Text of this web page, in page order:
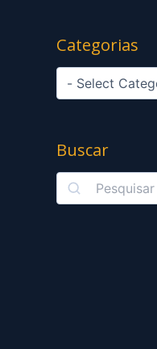
Categorias
Buscar
Search